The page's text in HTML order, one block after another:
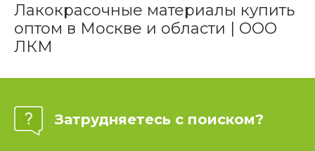
Лакокрасочные материалы купить
оптом в Москве и области | ООО
ЛКМ
Затрудняетесь с поиском?